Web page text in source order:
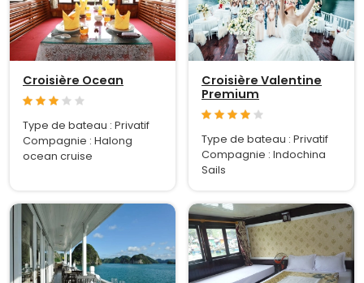
Croisière Ocean
Type de bateau : Privatif
Compagnie : Halong
ocean cruise
Croisière Valentine
Premium
Type de bateau : Privatif
Compagnie : Indochina
Sails